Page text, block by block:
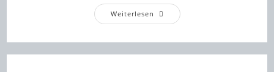
Weiterlesen Mach
Mit